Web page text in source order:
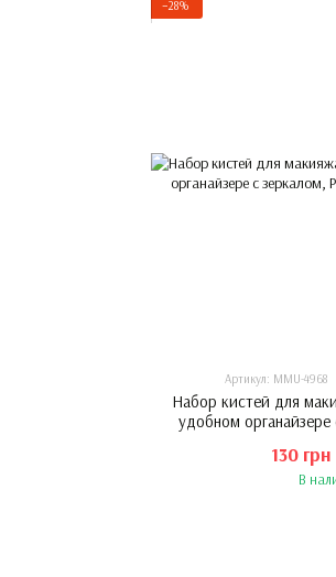
−28%
Артикул: MMU-4968
Набор кистей для
удобном
130 грн
В